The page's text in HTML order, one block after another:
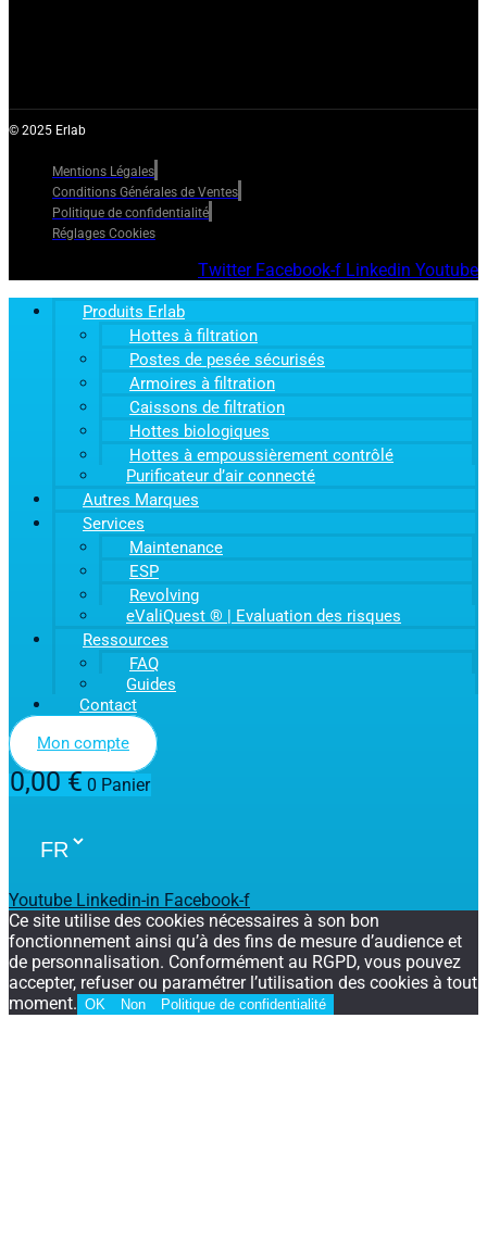
© 2025 Erlab
Mentions Légales
Conditions Générales de Ventes
Politique de confidentialité
Réglages Cookies
Twitter Facebook-f Linkedin Youtube
Produits Erlab
Hottes à filtration
Postes de pesée sécurisés
Armoires à filtration
Caissons de filtration
Hottes biologiques
Hottes à empoussièrement contrôlé
Purificateur d’air connecté
Autres Marques
Services
Maintenance
ESP
Revolving
eValiQuest ® | Evaluation des risques
Ressources
FAQ
Guides
Contact
Mon compte
0,00€ 0 Panier
Youtube Linkedin-in Facebook-f
Ce site utilise des cookies nécessaires à son bon
fonctionnement ainsi qu’à des fins de mesure d’audience et
de personnalisation. Conformément au RGPD, vous pouvez
accepter, refuser ou paramétrer l’utilisation des cookies à tout
moment. OK Non Politique de confidentialité